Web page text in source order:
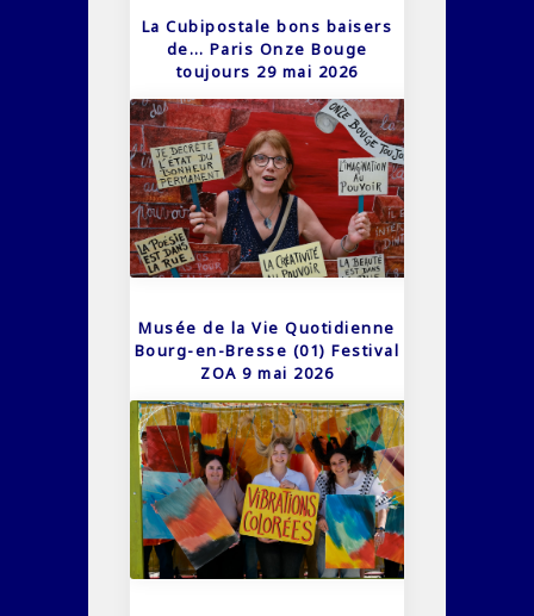
La Cubipostale bons baisers
de… Paris Onze Bouge
toujours 29 mai 2026
Musée de la Vie Quotidienne
Bourg-en-Bresse (01) Festival
ZOA 9 mai 2026